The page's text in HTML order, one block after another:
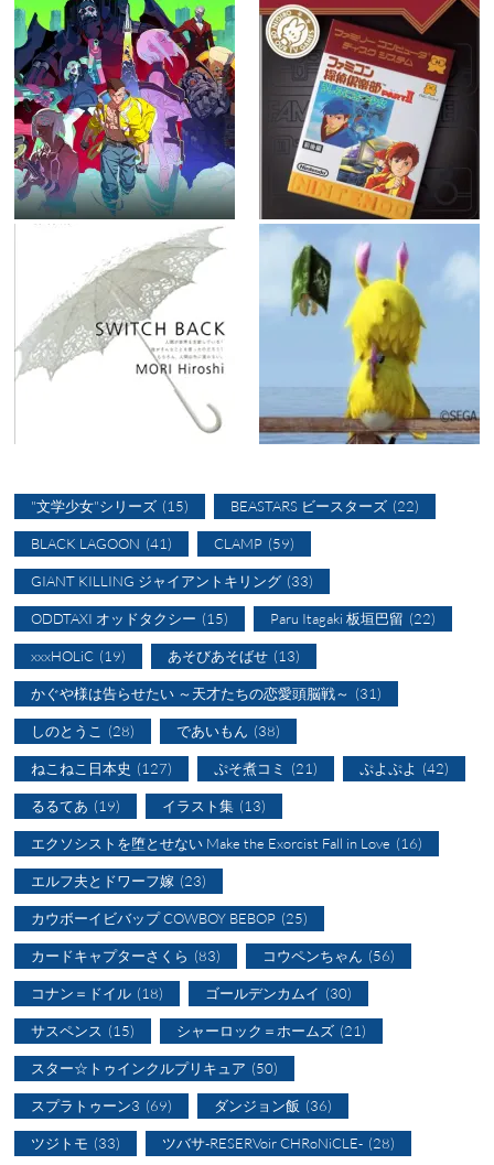
"文学少女"シリーズ (15) BEASTARS ビースターズ (22)
BLACK LAGOON (41) CLAMP (59)
GIANT KILLING ジャイアントキリング (33)
ODDTAXI オッドタクシー (15) Paru Itagaki 板垣巴留 (22)
xxxHOLiC (19) あそびあそばせ (13)
かぐや様は告らせたい ～天才たちの恋愛頭脳戦～ (31)
しのとうこ (28) であいもん (38)
ねこねこ日本史 (127) ぷそ煮コミ (21) ぷよぷよ (42)
るるてあ (19) イラスト集 (13)
エクソシストを堕とせない Make the Exorcist Fall in Love (16)
エルフ夫とドワーフ嫁 (23)
カウボーイビバップ COWBOY BEBOP (25)
カードキャプターさくら (83) コウペンちゃん (56)
コナン＝ドイル (18) ゴールデンカムイ (30)
サスペンス (15) シャーロック＝ホームズ (21)
スター☆トゥインクルプリキュア (50)
スプラトゥーン3 (69) ダンジョン飯 (36)
ツジトモ (33) ツバサ-RESERVoir CHRoNiCLE- (28)